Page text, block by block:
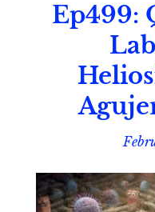
Ep499: